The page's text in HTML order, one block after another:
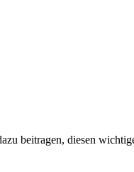
beitragen, diesen